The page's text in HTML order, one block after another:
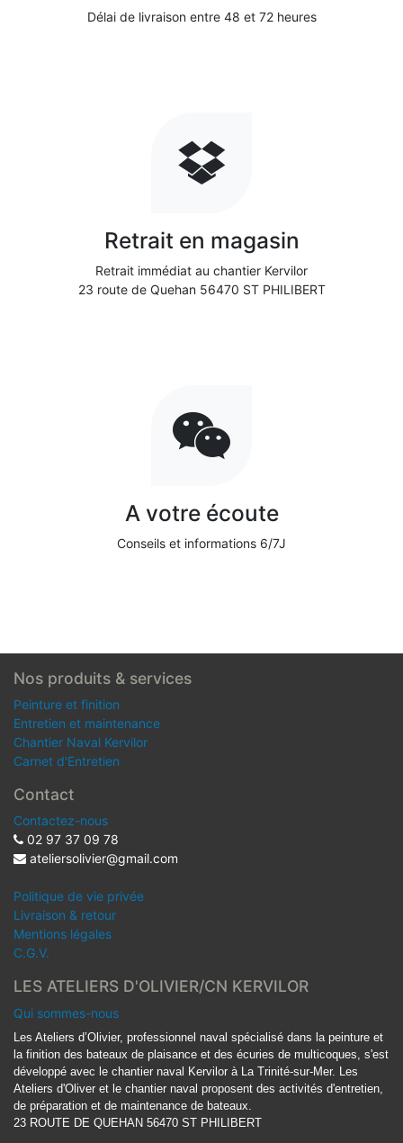
Délai de livraison entre 48 et 72 heures
Retrait en magasin
Retrait immédiat au chantier Kervilor
23 route de Quehan 56470 ST PHILIBERT
A votre écoute
Conseils et informations 6/7J
Nos produits & services
Peinture et finition
Entretien et maintenance
Chantier Naval Kervilor
Carnet d'Entretien
Contact
Contactez-nous
02 97 37 09 78
ateliersolivier@gmail.com
Politique de vie privée
Livraison & retour
Mentions légales
C.G.V.
LES ATELIERS D'OLIVIER/CN KERVILOR
Qui sommes-nous
Les Ateliers d’Olivier, professionnel naval spécialisé dans la peinture et
la finition des bateaux de plaisance et des écuries de multicoques, s'est
développé avec le chantier naval Kervilor à La Trinité-sur-Mer. Les
Ateliers d'Oliver et le chantier naval proposent des activités d'entretien,
de préparation et de maintenance de bateaux.
23 ROUTE DE QUEHAN 56470 ST PHILIBERT